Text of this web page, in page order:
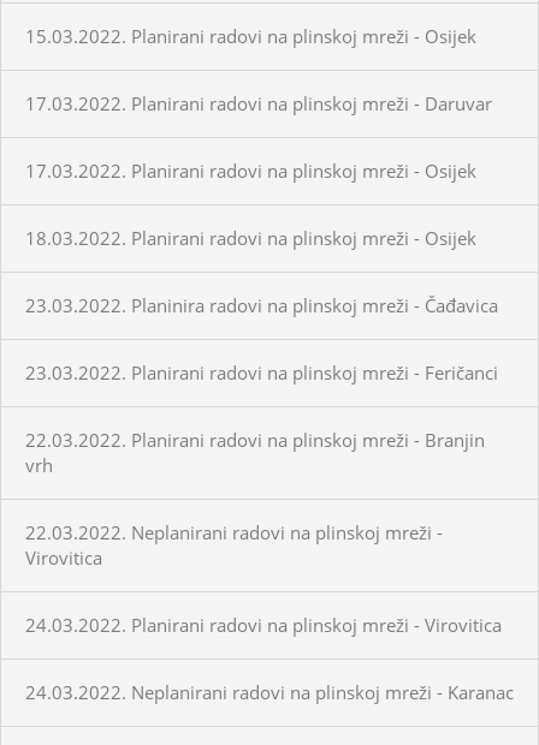
15.03.2022. Planirani radovi na plinskoj mreži - Osijek
17.03.2022. Planirani radovi na plinskoj mreži - Daruvar
17.03.2022. Planirani radovi na plinskoj mreži - Osijek
18.03.2022. Planirani radovi na plinskoj mreži - Osijek
23.03.2022. Planinira radovi na plinskoj mreži - Čađavica
23.03.2022. Planirani radovi na plinskoj mreži - Feričanci
22.03.2022. Planirani radovi na plinskoj mreži - Branjin
vrh
22.03.2022. Neplanirani radovi na plinskoj mreži -
Virovitica
24.03.2022. Planirani radovi na plinskoj mreži - Virovitica
24.03.2022. Neplanirani radovi na plinskoj mreži - Karanac